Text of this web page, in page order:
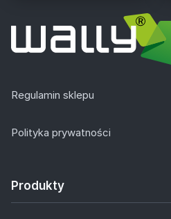
Regulamin sklepu
Polityka prywatności
Produkty